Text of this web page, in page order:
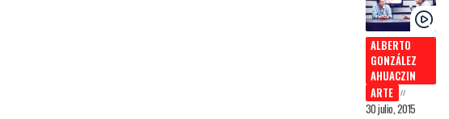
ALBERTO
GONZÁLEZ
AHUACZIN
ARTE
30 julio, 2015